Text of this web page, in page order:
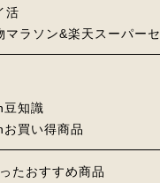
活
マラソン&楽天スーパー
知識
買い得商品
たおすすめ商品